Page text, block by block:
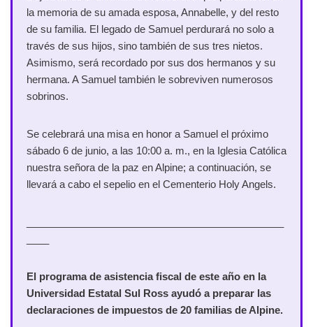
la memoria de su amada esposa, Annabelle, y del resto
de su familia. El legado de Samuel perdurará no solo a
través de sus hijos, sino también de sus tres nietos.
Asimismo, será recordado por sus dos hermanos y su
hermana. A Samuel también le sobreviven numerosos
sobrinos.
Se celebrará una misa en honor a Samuel el próximo
sábado 6 de junio, a las 10:00 a. m., en la Iglesia Católica
nuestra señora de la paz en Alpine; a continuación, se
llevará a cabo el sepelio en el Cementerio Holy Angels.
El programa de asistencia fiscal de este año en la
Universidad Estatal Sul Ross ayudó a preparar las
declaraciones de impuestos de 20 familias de Alpine.